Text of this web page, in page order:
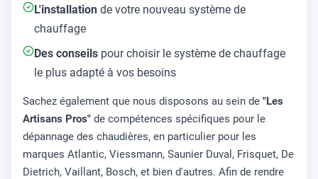
L'installation de votre nouveau système de
chauffage
Des conseils pour choisir le système de chauffage
le plus adapté à vos besoins
Sachez également que nous disposons au sein de "Les
Artisans Pros" de compétences spécifiques pour le
dépannage des chaudières, en particulier pour les
marques Atlantic, Viessmann, Saunier Duval, Frisquet, De
Dietrich, Vaillant, Bosch, et bien d'autres. Afin de rendre